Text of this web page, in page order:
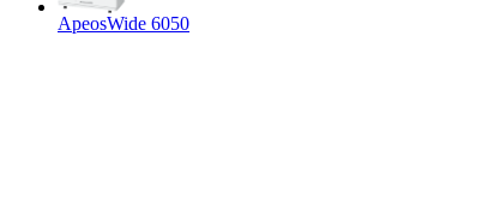
ApeosWide 6050